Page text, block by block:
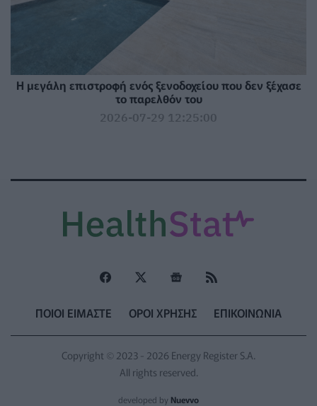
Η μεγάλη επιστροφή ενός ξενοδοχείου που δεν ξέχασε
το παρελθόν του
2026-07-29 12:25:00
ΠΟΙΟΙ ΕΙΜΑΣΤΕ ΟΡΟΙ ΧΡΗΣΗΣ ΕΠΙΚΟΙΝΩΝΙΑ
Copyright © 2023 - 2026 Energy Register S.A.
All rights reserved.
developed by Nuevvo